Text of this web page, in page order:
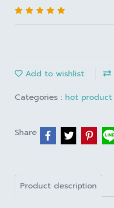
Add to wishlist
Categories : hot product
Share
Product description